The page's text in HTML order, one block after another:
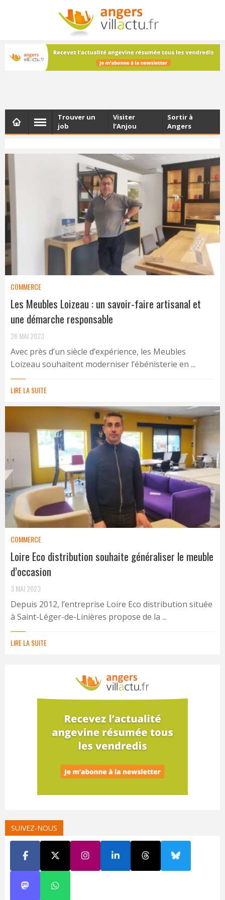
NEWSLETTER
Les dernières actualités d'Angers, chaque vendredi dans
votre boîte e-mail
Trouver un
job
Visiter
l’Anjou
Sortir à
Angers
COMMERCE
Les Meubles Loizeau : un savoir-faire artisanal et
une démarche responsable
26 MAI 2023
Avec près d’un siècle d’expérience, les Meubles
Loizeau souhaitent moderniser l’ébénisterie en ...
LIRE LA SUITE
COMMERCE
Loire Eco distribution souhaite généraliser le meuble
d’occasion
3 MAI 2023
Depuis 2012, l’entreprise Loire Eco distribution située
à Saint-Léger-de-Linières propose de la ...
LIRE LA SUITE
SUIVEZ-NOUS